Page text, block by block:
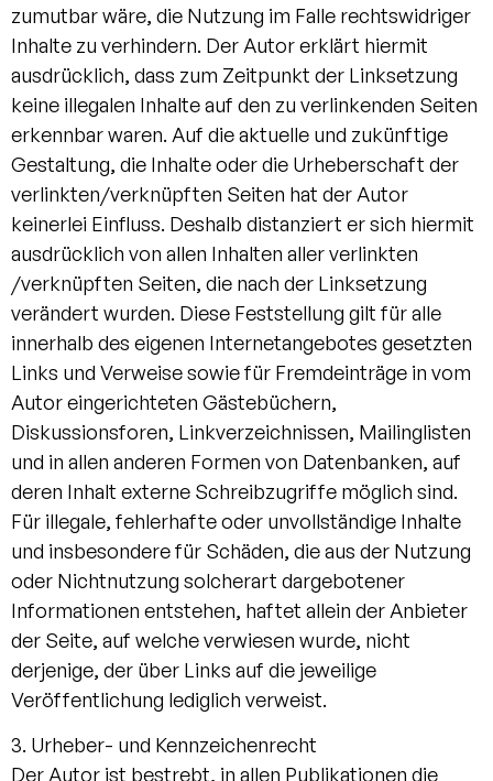
zumutbar wäre, die Nutzung im Falle rechtswidriger
Inhalte zu verhindern. Der Autor erklärt hiermit
ausdrücklich, dass zum Zeitpunkt der Linksetzung
keine illegalen Inhalte auf den zu verlinkenden Seiten
erkennbar waren. Auf die aktuelle und zukünftige
Gestaltung, die Inhalte oder die Urheberschaft der
verlinkten/verknüpften Seiten hat der Autor
keinerlei Einfluss. Deshalb distanziert er sich hiermit
ausdrücklich von allen Inhalten aller verlinkten
/verknüpften Seiten, die nach der Linksetzung
verändert wurden. Diese Feststellung gilt für alle
innerhalb des eigenen Internetangebotes gesetzten
Links und Verweise sowie für Fremdeinträge in vom
Autor eingerichteten Gästebüchern,
Diskussionsforen, Linkverzeichnissen, Mailinglisten
und in allen anderen Formen von Datenbanken, auf
deren Inhalt externe Schreibzugriffe möglich sind.
Für illegale, fehlerhafte oder unvollständige Inhalte
und insbesondere für Schäden, die aus der Nutzung
oder Nichtnutzung solcherart dargebotener
Informationen entstehen, haftet allein der Anbieter
der Seite, auf welche verwiesen wurde, nicht
derjenige, der über Links auf die jeweilige
Veröffentlichung lediglich verweist.
3. Urheber- und Kennzeichenrecht
Der Autor ist bestrebt, in allen Publikationen die